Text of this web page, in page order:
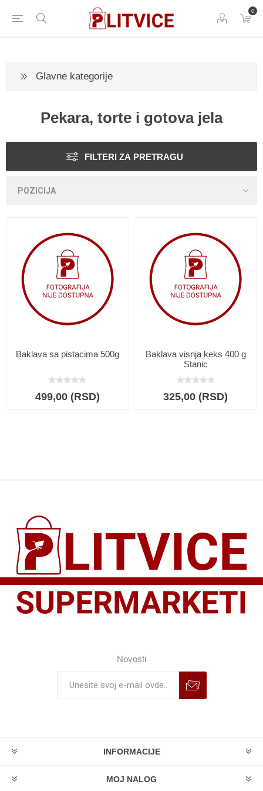
0
Glavne kategorije
Pekara, torte i gotova jela
FILTERI ZA PRETRAGU
Baklava sa pistacima 500g
499,00 (RSD)
Baklava visnja keks 400 g
Stanic
325,00 (RSD)
Novosti
INFORMACIJE
MOJ NALOG